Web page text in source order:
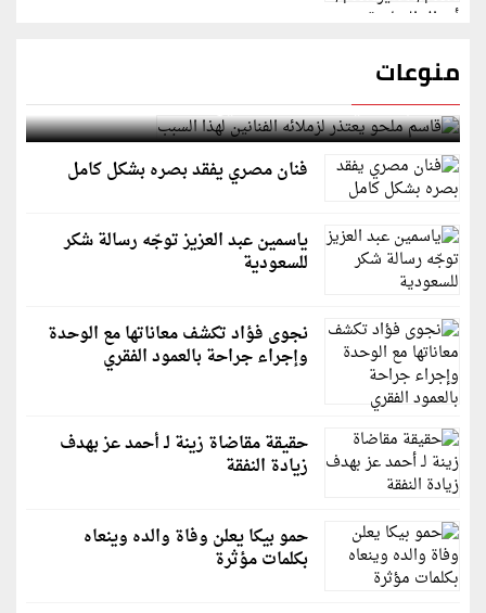
منوعات
قاسم ملحو يعتذر لزملائه الفنانين لهذا السبب
فنان مصري يفقد بصره بشكل كامل
ياسمين عبد العزيز توجّه رسالة شكر
للسعودية
نجوى فؤاد تكشف معاناتها مع الوحدة
وإجراء جراحة بالعمود الفقري
حقيقة مقاضاة زينة لـ أحمد عز بهدف
زيادة النفقة
حمو بيكا يعلن وفاة والده وينعاه
بكلمات مؤثرة